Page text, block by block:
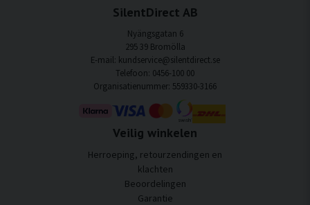
SilentDirect AB
Nyängsgatan 6
295 39 Bromölla
E-mail: kundservice@silentdirect.se
Telefoon: 0456-100 00
Organisatienummer: 559330-3166
Veilig winkelen
Herroeping, retourzendingen en
klachten
Beoordelingen
Garantie